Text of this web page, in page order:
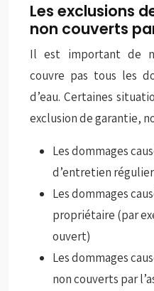
Les exclusions
non couverts
Il est important de
couvre pas tous les
d’eau. Certaines
exclusion de garantie,
Les dommages
d’entretien
Les dommages
propriétaire (par
ouvert)
Les dommages
non couverts par